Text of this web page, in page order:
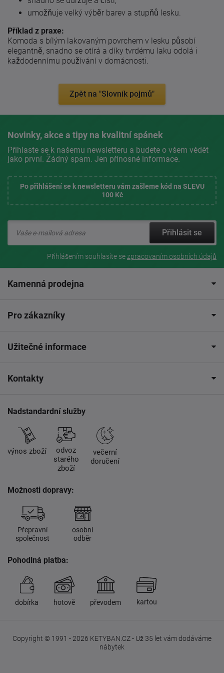
umožňuje velký výběr barev a stupňů lesku.
Příklad z praxe:
Komoda s bílým lakovaným povrchem v lesku působí
elegantně, snadno se otírá a díky tvrdému laku odolá i
každodennímu používání v domácnosti.
Zpět na "Slovník pojmů"
Novinky, akce a tipy na kvalitní spánek
Přihlaste se k našemu newsletteru a budete o všem vědět
jako první. Žádný spam. Jen přínosné informace.
Po přihlášení se k newsletteru vám zašleme kód na SLEVU
100 Kč
Přihlásit se
Přihlášením souhlasíte sezpracovaním osobních údajů
Kamenná prodejna
Pro zákazníky
Užitečné informace
Kontakty
Nadstandardní služby
výnos zboží
odvoz
starého
zboží
večerní
doručení
Možnosti dopravy:
Přepravní
společnost
osobní
odběr
Pohodlná platba:
dobírka hotově převodem kartou
Copyright © 1991 - 2026 KETYBAN.CZ - Už 35 let vám dodáváme
nábytek